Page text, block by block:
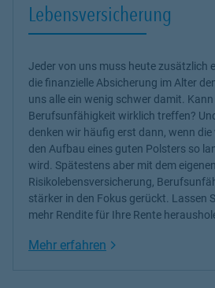
Lebensversicherung
Jeder von uns muss heute zusätzlich
die finanzielle Absicherung im Alter
uns alle ein wenig schwer damit.
Berufsunfähigkeit wirklich treffen?
denken wir häufig erst dann, wenn
den Aufbau eines guten Polsters so
wird. Spätestens aber mit dem
Risikolebensversicherung,
stärker in den Fokus gerückt. Lassen
mehr Rendite für Ihre Rente
Mehr erfahren Link Opens in New